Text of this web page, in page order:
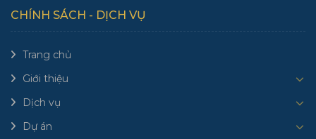
CHÍNH SÁCH - DỊCH VỤ
Trang chủ
Giới thiệu
Dịch vụ
Dự án